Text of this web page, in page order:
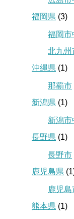
福岡県 (3)
福岡市
北九州
沖縄県 (1)
那覇市
新潟県 (1)
新潟市
長野県 (1)
長野市
鹿児島県
鹿児島
熊本県 (1)